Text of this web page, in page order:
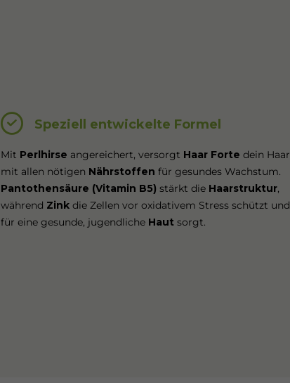
Speziell entwickelte Formel
Mit Perlhirse angereichert, versorgt Haar Forte dein Haar
mit allen nötigen Nährstoffen für gesundes Wachstum.
Pantothensäure (Vitamin B5) stärkt die Haarstruktur,
während Zink die Zellen vor oxidativem Stress schützt und
für eine gesunde, jugendliche Haut sorgt.